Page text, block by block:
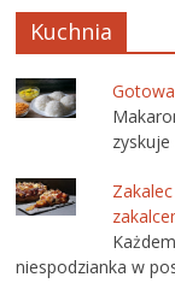
Kuchnia
niespodzianka w